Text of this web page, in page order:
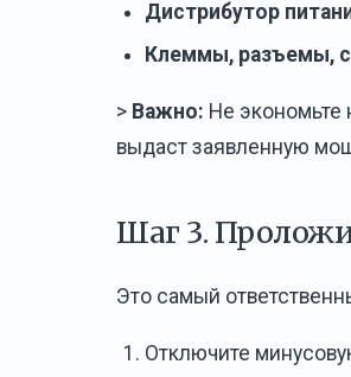
Дистрибутор
Клеммы, разъемы,
> Важно: Не экономьте
выдаст заявленную
Шаг 3.
Это самый
Отключите